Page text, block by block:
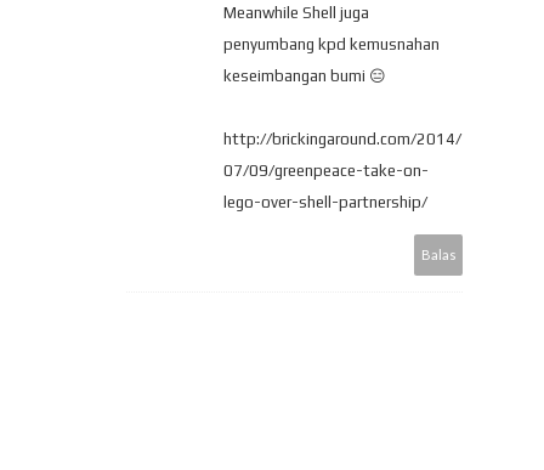
Meanwhile Shell juga
penyumbang kpd kemusnahan
keseimbangan bumi 😑
http://brickingaround.com/2014/
07/09/greenpeace-take-on-
lego-over-shell-partnership/
Balas